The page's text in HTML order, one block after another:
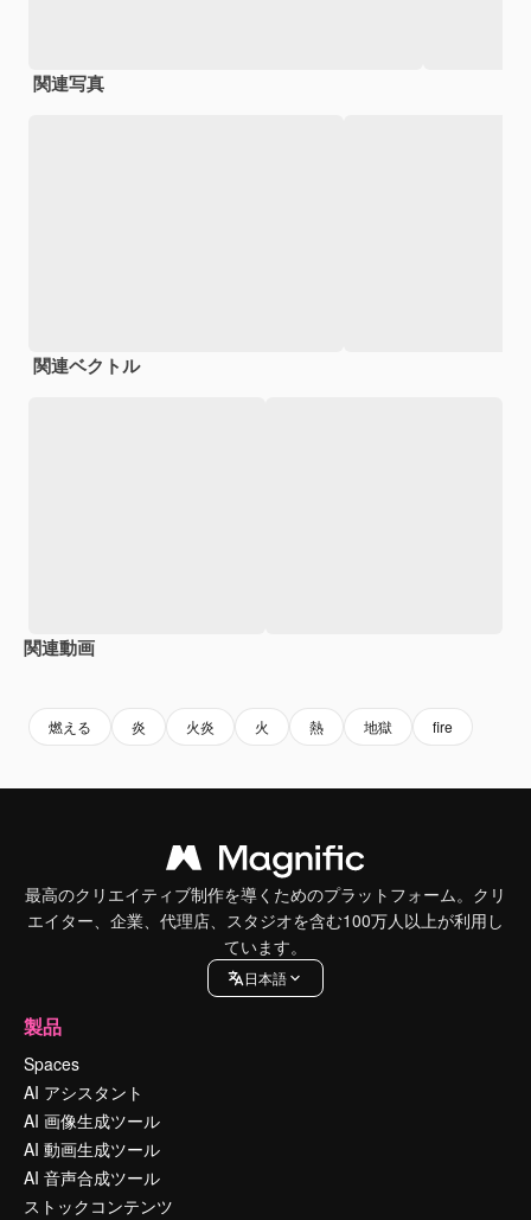
関連写真
関連ベクトル
関連動画
燃える 炎 火炎 火 熱 地獄 fire
最高のクリエイティブ制作を導くためのプラットフォーム。クリ
エイター、企業、代理店、スタジオを含む100万人以上が利用し
ています。
日本語
製品
Spaces
AI アシスタント
AI 画像生成ツール
AI 動画生成ツール
AI 音声合成ツール
ストックコンテンツ